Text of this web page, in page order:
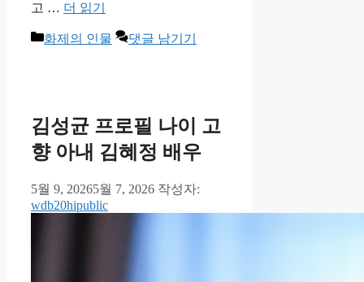
고 … 더 읽기
카
화제의 인물 댓글 남기기
김성균 프로필 나이 고
향 아내 김혜정 배우
5월 9, 20265월 7, 2026 작성자:
wdb20hipublic